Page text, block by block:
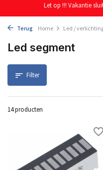
Let op !!! Vakantie
Terug Home Led /
Led segment
Filter
14 producten